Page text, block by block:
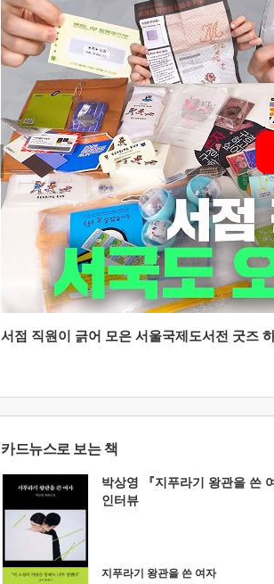
서점 직원이 긁어 모은 서울국제도서전 굿즈
카드뉴스로 보는 책
박상영 『지푸라기 왕관을 쓴
인터뷰
지푸라기 왕관을 쓴 여자